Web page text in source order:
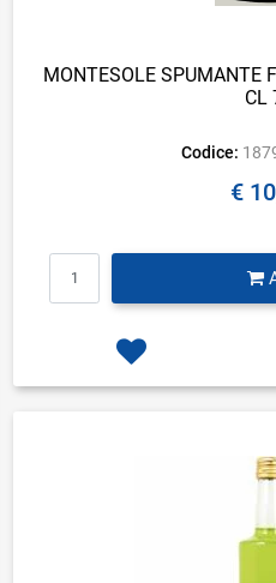
MONTESOLE SPUMANTE
CL
Codice:
€